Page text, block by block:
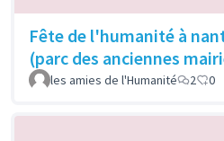
Fête de l'humanité à
(parc des anciennes
les amies de l'Humanité 2 0